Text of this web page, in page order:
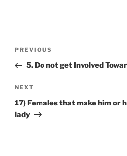
Previous
Post
PREVIOUS
5. Do not get Involved
Next
Post
NEXT
17) Females that make him or
lady